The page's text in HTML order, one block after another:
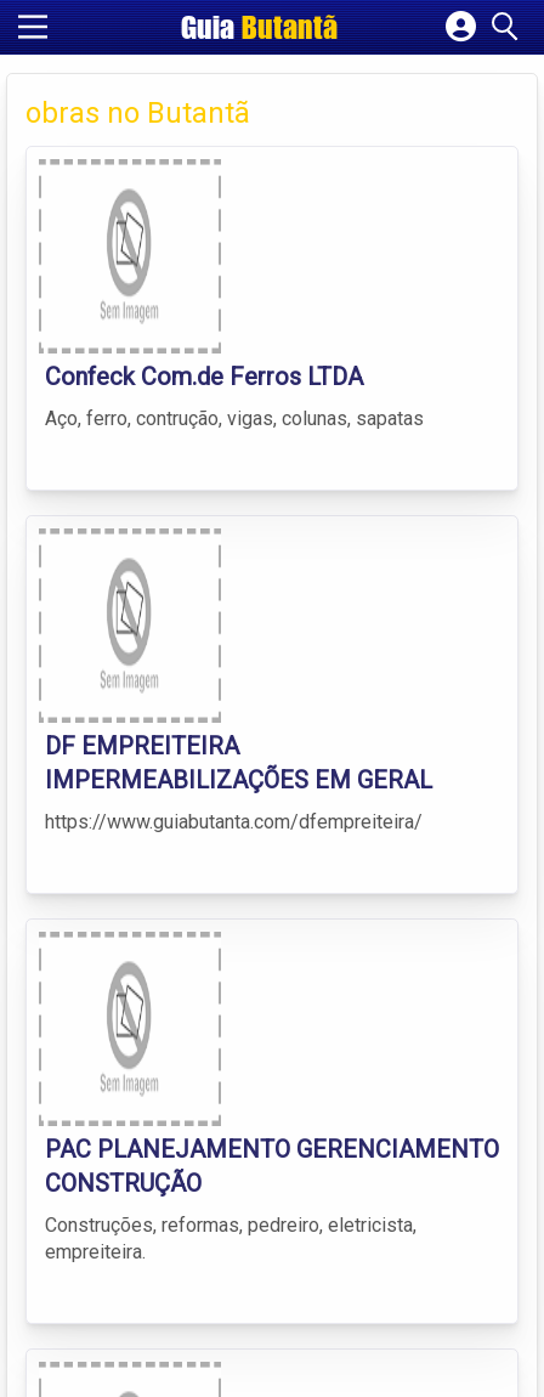
GuiaButantã
Cadastrar empresa
Criar conta
obras no Butantã
Confeck Com.de Ferros LTDA
Aço, ferro, contrução, vigas, colunas, sapatas
DF EMPREITEIRA
IMPERMEABILIZAÇÕES EM GERAL
https://www.guiabutanta.com/dfempreiteira/
PAC PLANEJAMENTO GERENCIAMENTO
CONSTRUÇÃO
Construções, reformas, pedreiro, eletricista,
empreiteira.